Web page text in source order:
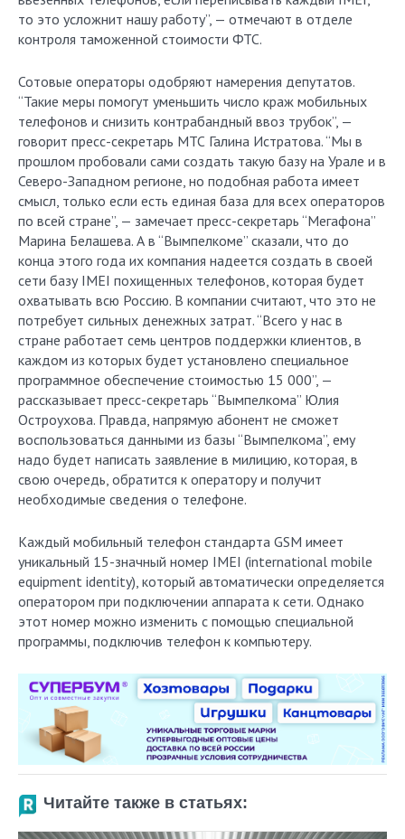
то это усложнит нашу работу”, — отмечают в отделе
контроля таможенной стоимости ФТС.
Сотовые операторы одобряют намерения депутатов.
“Такие меры помогут уменьшить число краж мобильных
телефонов и снизить контрабандный ввоз трубок”, —
говорит пресс-секретарь МТС Галина Истратова. “Мы в
прошлом пробовали сами создать такую базу на Урале и в
Северо-Западном регионе, но подобная работа имеет
смысл, только если есть единая база для всех операторов
по всей стране”, — замечает пресс-секретарь “Мегафона”
Марина Белашева. А в “Вымпелкоме” сказали, что до
конца этого года их компания надеется создать в своей
сети базу IMEI похищенных телефонов, которая будет
охватывать всю Россию. В компании считают, что это не
потребует сильных денежных затрат. “Всего у нас в
стране работает семь центров поддержки клиентов, в
каждом из которых будет установлено специальное
программное обеспечение стоимостью 15 000”, —
рассказывает пресс-секретарь “Вымпелкома” Юлия
Остроухова. Правда, напрямую абонент не сможет
воспользоваться данными из базы “Вымпелкома”, ему
надо будет написать заявление в милицию, которая, в
свою очередь, обратится к оператору и получит
необходимые сведения о телефоне.
Каждый мобильный телефон стандарта GSM имеет
уникальный 15-значный номер IMEI (international mobile
equipment identity), который автоматически определяется
оператором при подключении аппарата к сети. Однако
этот номер можно изменить с помощью специальной
программы, подключив телефон к компьютеру.
Читайте также в статьях: